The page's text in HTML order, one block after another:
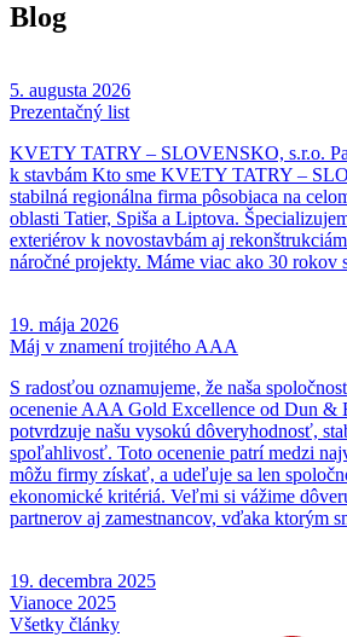
Blog
5. augusta 2026
Prezentačný list
KVETY TATRY – SLOVENSKO, s.r.o.
k stavbám Kto sme KVETY TATRY –
stabilná regionálna firma pôsobiaca na
oblasti Tatier, Spiša a Liptova.
exteriérov k novostavbám aj
náročné projekty. Máme viac ako 30 rokov
19. mája 2026
Máj v znamení trojitého AAA
S radosťou oznamujeme, že naša
ocenenie AAA Gold Excellence od Dun &
potvrdzuje našu vysokú dôveryhodnosť,
spoľahlivosť. Toto ocenenie patrí medzi
môžu firmy získať, a udeľuje sa len
ekonomické kritériá. Veľmi si vážime
partnerov aj zamestnancov, vďaka ktorým
19. decembra 2025
Vianoce 2025
Všetky články